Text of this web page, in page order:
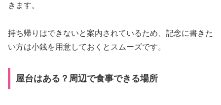
きます。
持ち帰りはできないと案内されているため、記念に書きた
い方は小銭を用意しておくとスムーズです。
屋台はある？周辺で食事できる場所